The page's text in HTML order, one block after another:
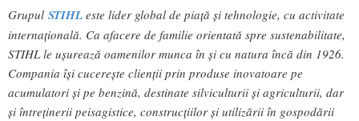
Grupul STIHL este lider global de piață și tehnologie, cu activitate
internațională. Ca afacere de familie orientată spre sustenabilitate,
STIHL le ușurează oamenilor munca în și cu natura încă din 1926.
Compania își cucerește clienții prin produse inovatoare pe
acumulatori și pe benzină, destinate silviculturii și agriculturii, dar
și întreținerii peisagistice, construcțiilor și utilizării în gospodării